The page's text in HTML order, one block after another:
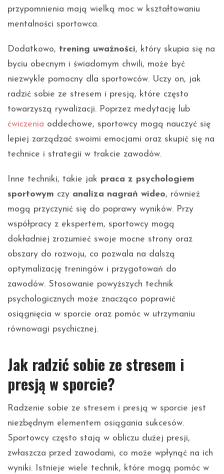
przypomnienia mają wielką moc w kształtowaniu
mentalności sportowca.
Dodatkowo, trening uważności, który skupia się na
byciu obecnym i świadomym chwili, może być
niezwykle pomocny dla sportowców. Uczy on, jak
radzić sobie ze stresem i presją, które często
towarzyszą rywalizacji. Poprzez medytację lub
ćwiczenia oddechowe, sportowcy mogą nauczyć się
lepiej zarządzać swoimi emocjami oraz skupić się na
technice i strategii w trakcie zawodów.
Inne techniki, takie jak praca z psychologiem
sportowym czy analiza nagrań wideo, również
mogą przyczynić się do poprawy wyników. Przy
współpracy z ekspertem, sportowcy mogą
dokładniej zrozumieć swoje mocne strony oraz
obszary do rozwoju, co pozwala na dalszą
optymalizację treningów i przygotowań do
zawodów. Stosowanie powyższych technik
psychologicznych może znacząco poprawić
osiągnięcia w sporcie oraz pomóc w utrzymaniu
równowagi psychicznej.
Jak radzić sobie ze stresem i
presją w sporcie?
Radzenie sobie ze stresem i presją w sporcie jest
niezbędnym elementem osiągania sukcesów.
Sportowcy często stają w obliczu dużej presji,
zwłaszcza przed zawodami, co może wpłynąć na ich
wyniki. Istnieje wiele technik, które mogą pomóc w